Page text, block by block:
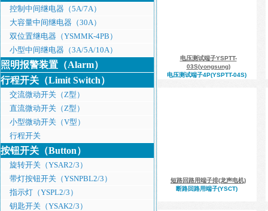
控制中间继电器（5A/7A）
大容量中间继电器（30A）
双位置继电器（YSMMK-4PB）
小型中间继电器（3A/5A/10A）
照明报警装置（Alarm）
行程开关（Limit Switch）
交流微动开关（Z型）
直流微动开关（Z型）
小型微动开关（V型）
行程开关
按钮开关（Button）
旋转开关（YSAR2/3）
带灯按钮开关（YSNPBL2/3）
指示灯（YSPL2/3）
钥匙开关（YSAK2/3）
电压测试端子YSPTT-
03S(yongsung)
电压测试端子4P(YSPTT-04S)
短路回路用端子排(龙声电机)
断路回路用端子(YSCT)